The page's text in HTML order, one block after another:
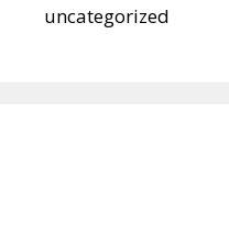
uncategorized